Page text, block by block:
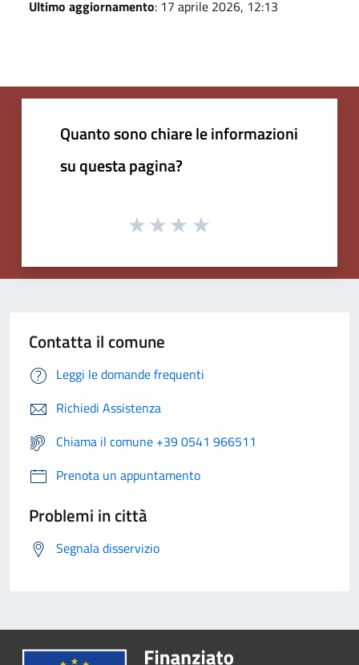
Ultimo aggiornamento: 17 aprile 2026, 12:13
Quanto sono chiare le informazioni
su questa pagina?
Contatta il comune
Leggi le domande frequenti
Richiedi Assistenza
Chiama il comune +39 0541 966511
Prenota un appuntamento
Problemi in città
Segnala disservizio